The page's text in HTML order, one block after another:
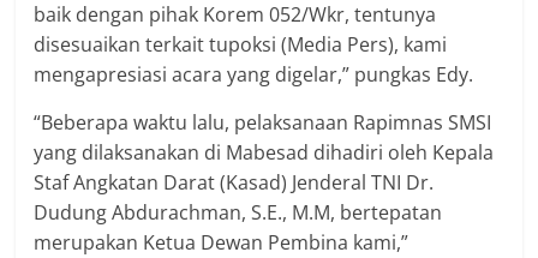
baik dengan pihak Korem 052/Wkr, tentunya
disesuaikan terkait tupoksi (Media Pers), kami
mengapresiasi acara yang digelar,” pungkas Edy.
“Beberapa waktu lalu, pelaksanaan Rapimnas SMSI
yang dilaksanakan di Mabesad dihadiri oleh Kepala
Staf Angkatan Darat (Kasad) Jenderal TNI Dr.
Dudung Abdurachman, S.E., M.M, bertepatan
merupakan Ketua Dewan Pembina kami,”